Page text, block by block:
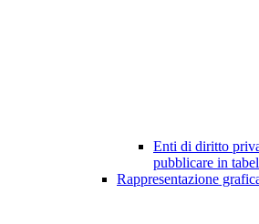
Enti di diritto
pubblicare in
Rappresentazione